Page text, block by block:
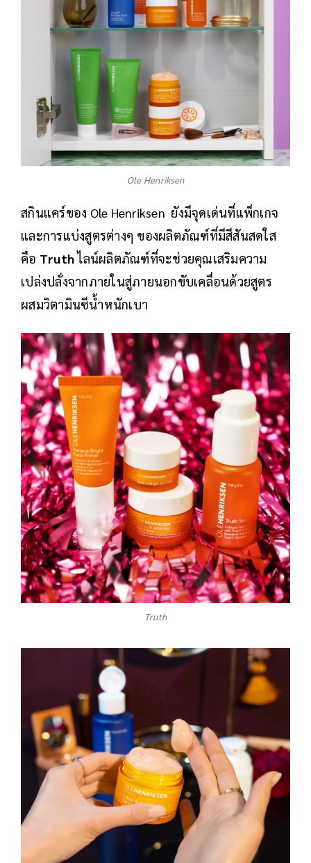
Ole Henriksen
สกินแคร์ของ Ole Henriksen ยังมีจุดเด่นที่แพ็กเกจ
และการแบ่งสูตรต่างๆ ของผลิตภัณฑ์ที่มีสีสันสดใส
คือ Truthไลน์ผลิตภัณฑ์ที่จะช่วยคุณเสริมความ
เปล่งปลั่งจากภายในสู่ภายนอกขับเคลื่อนด้วยสูตร
ผสมวิตามินซีน้ำหนักเบา
Truth